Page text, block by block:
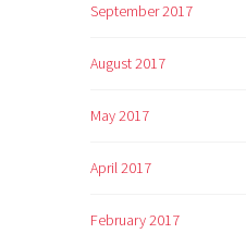
September 2017
August 2017
May 2017
April 2017
February 2017